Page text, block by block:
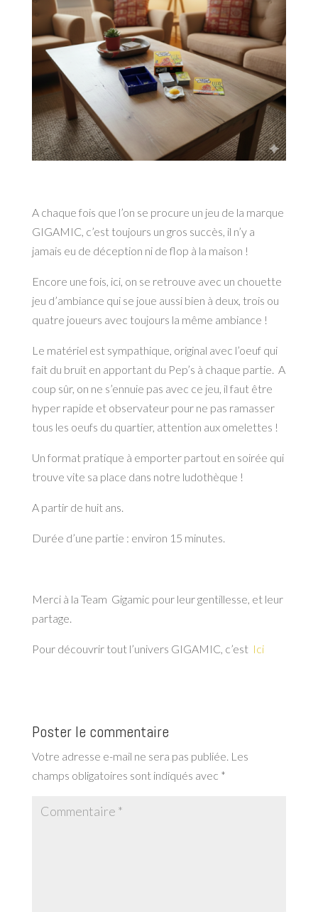
A chaque fois que l’on se procure un jeu de la marque
GIGAMIC, c’est toujours un gros succès, il n’y a
jamais eu de déception ni de flop à la maison !
Encore une fois, ici, on se retrouve avec un chouette
jeu d’ambiance qui se joue aussi bien à deux, trois ou
quatre joueurs avec toujours la même ambiance !
Le matériel est sympathique, original avec l’oeuf qui
fait du bruit en apportant du Pep’s à chaque partie. A
coup sûr, on ne s’ennuie pas avec ce jeu, il faut être
hyper rapide et observateur pour ne pas ramasser
tous les oeufs du quartier, attention aux omelettes !
Un format pratique à emporter partout en soirée qui
trouve vite sa place dans notre ludothèque !
A partir de huit ans.
Durée d’une partie : environ 15 minutes.
Merci à la Team Gigamic pour leur gentillesse, et leur
partage.
Pour découvrir tout l’univers GIGAMIC, c’est Ici
Poster le commentaire
Votre adresse e-mail ne sera pas publiée. Les
champs obligatoires sont indiqués avec *